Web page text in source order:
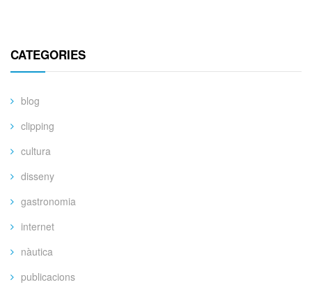
CATEGORIES
blog
clipping
cultura
disseny
gastronomia
internet
nàutica
publicacions